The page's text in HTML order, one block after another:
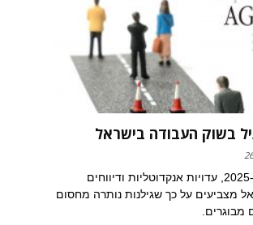
בשוק העבודה בישראל
בתקופה שבין 2023 ל-2025, עדויות אנקדוטליות ודיווחים
מצביעים על כך שגילנות נותרה מחסום
מבוגרים.